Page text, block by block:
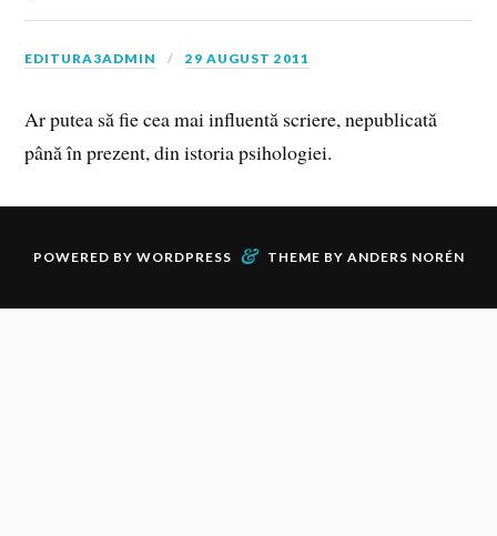
EDITURA3ADMIN 29 AUGUST 2011
Ar putea să fie cea mai influentă scriere, nepublicată
până în prezent, din istoria psihologiei.
POWERED BY WORDPRESS & THEME BY ANDERS NORÉN